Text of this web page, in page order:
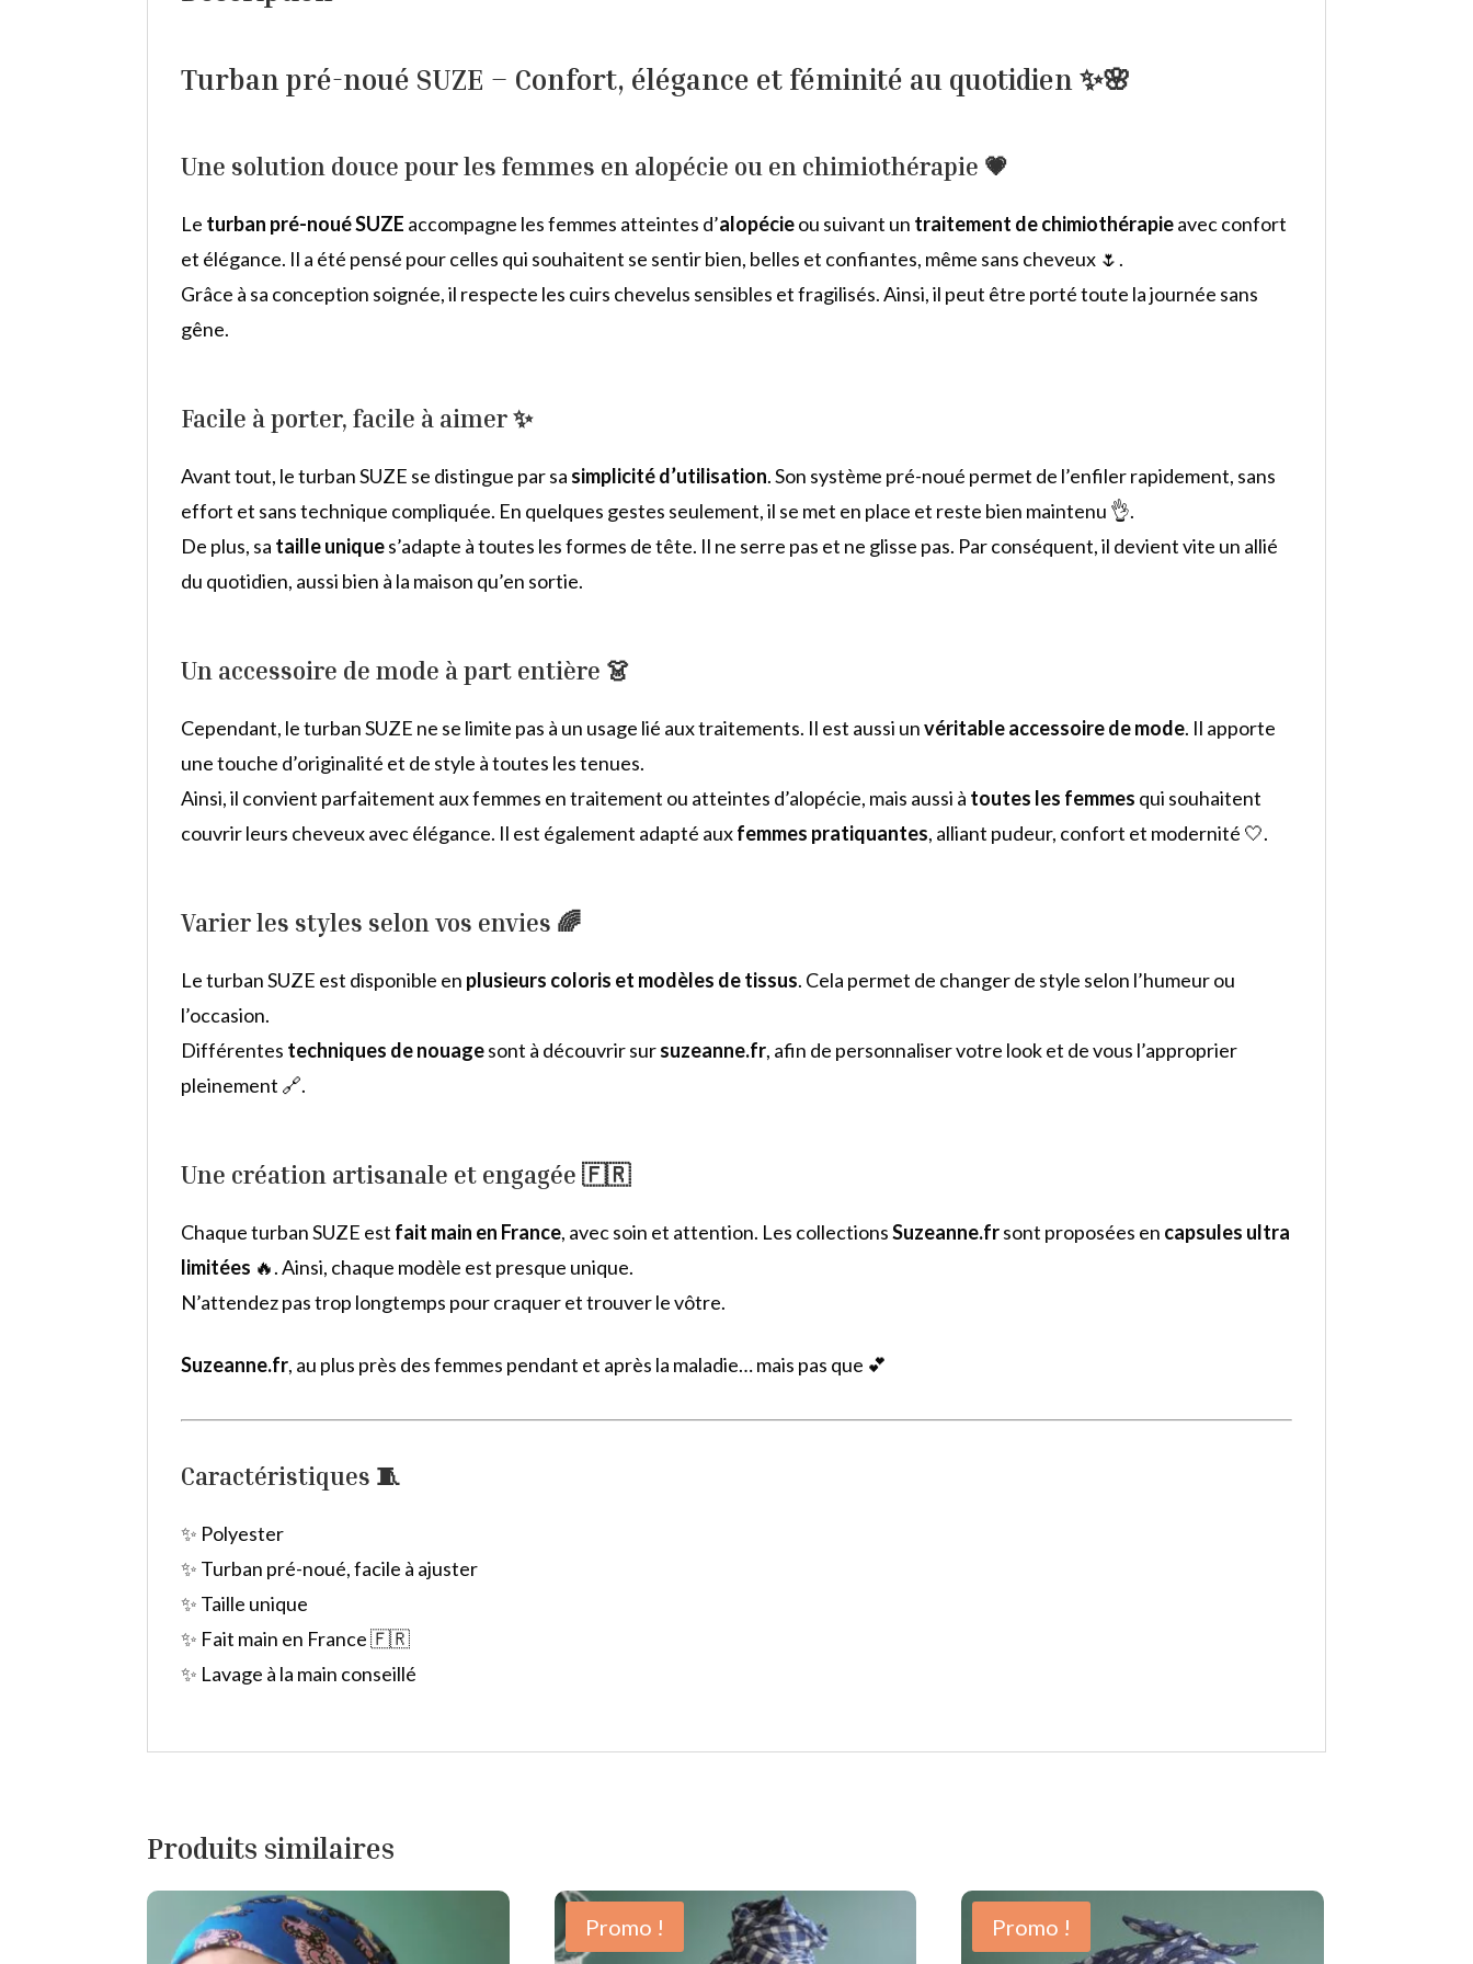
Turban pré-noué SUZE – Confort, élégance et féminité au quotidien ✨🌸
Une solution douce pour les femmes en alopécie ou en chimiothérapie 💗
Le turban pré-noué SUZE accompagne les femmes atteintes d’alopécieou suivant un traitement de chimiothérapieavec confort
et élégance. Il a été pensé pour celles qui souhaitent se sentir bien, belles et confiantes, même sans cheveux 🌷.
Grâce à sa conception soignée, il respecte les cuirs chevelus sensibles et fragilisés. Ainsi, il peut être porté toute la journée sans
gêne.
Facile à porter, facile à aimer ✨
Avant tout, le turban SUZE se distingue par sa simplicité d’utilisation. Son système pré-noué permet de l’enfiler rapidement, sans
effort et sans technique compliquée. En quelques gestes seulement, il se met en place et reste bien maintenu 👌.
De plus, sa taille uniques’adapte à toutes les formes de tête. Il ne serre pas et ne glisse pas. Par conséquent, il devient vite un allié
du quotidien, aussi bien à la maison qu’en sortie.
Un accessoire de mode à part entière 👗
Cependant, le turban SUZE ne se limite pas à un usage lié aux traitements. Il est aussi unvéritable accessoire de mode. Il apporte
une touche d’originalité et de style à toutes les tenues.
Ainsi, il convient parfaitement aux femmes en traitement ou atteintes d’alopécie, mais aussi à toutes les femmes qui souhaitent
couvrir leurs cheveux avec élégance. Il est également adapté auxfemmes pratiquantes, alliant pudeur, confort et modernité 🤍.
Varier les styles selon vos envies 🌈
Le turban SUZE est disponible en plusieurs coloris et modèles de tissus. Cela permet de changer de style selon l’humeur ou
l’occasion.
Différentes techniques de nouagesont à découvrir sursuzeanne.fr, afin de personnaliser votre look et de vous l’approprier
pleinement 🔗.
Une création artisanale et engagée 🇫🇷
Chaque turban SUZE est fait main en France, avec soin et attention. Les collectionsSuzeanne.frsont proposées en capsules ultra
limitées 🔥. Ainsi, chaque modèle est presque unique.
N’attendez pas trop longtemps pour craquer et trouver le vôtre.
Suzeanne.fr, au plus près des femmes pendant et après la maladie… mais pas que 💕
Caractéristiques 🧵
✨ Polyester
✨ Turban pré-noué, facile à ajuster
✨ Taille unique
✨ Fait main en France 🇫🇷
✨ Lavage à la main conseillé
Produits similaires
Promo ! Promo !